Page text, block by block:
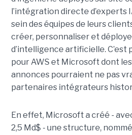
l’intégration directe d’experts
sein des équipes de leurs
créer, personnaliser et
d’intelligence artificielle. C’est
pour AWS et Microsoft dont
annonces pourraient ne pas
partenaires intégrateurs
En effet, Microsoft a créé -
2,5 Md$ - une structure,